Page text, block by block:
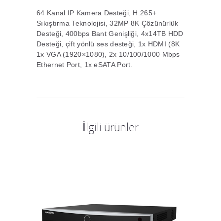
64 Kanal IP Kamera Desteği, H.265+
Sıkıştırma Teknolojisi, 32MP 8K Çözünürlük
Desteği, 400bps Bant Genişliği, 4x14TB HDD
Desteği, çift yönlü ses desteği, 1x HDMI (8K
1x VGA (1920×1080), 2x 10/100/1000 Mbps
Ethernet Port, 1x eSATA Port.
İlgili ürünler